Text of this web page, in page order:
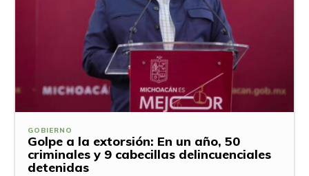
GOBIERNO
Golpe a la extorsión: En un año, 50
criminales y 9 cabecillas delincuenciales
detenidas